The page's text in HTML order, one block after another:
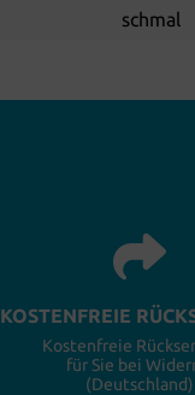
schmal
KOSTENFREIE
Kostenfreie
für Sie bei
(Deutschland)